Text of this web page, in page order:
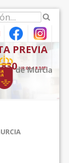
PREVIA
(9:00-18:30*)